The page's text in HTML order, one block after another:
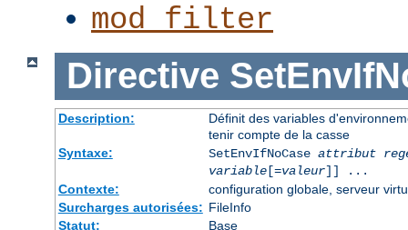
mod_filter
Directive
Description:
Définit des variables
tenir compte de la casse
Syntaxe:
SetEnvIfNoCase attribut
variable[=valeur]] ...
Contexte:
configuration globale, serveur
Surcharges autorisées: FileInfo
Statut:
Base